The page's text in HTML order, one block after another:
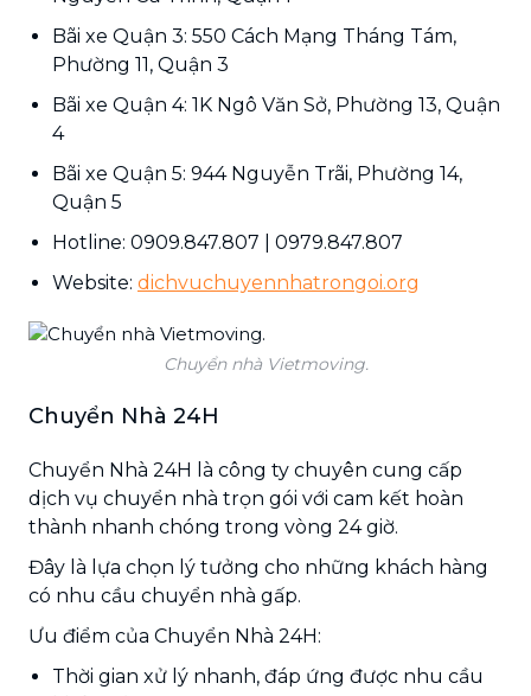
Bãi xe Quận 3: 550 Cách Mạng Tháng Tám,
Phường 11, Quận 3
Bãi xe Quận 4: 1K Ngô Văn Sở, Phường 13, Quận
4
Bãi xe Quận 5: 944 Nguyễn Trãi, Phường 14,
Quận 5
Hotline: 0909.847.807 | 0979.847.807
Website: dichvuchuyennhatrongoi.org
Chuyển nhà Vietmoving.
Chuyển Nhà 24H
Chuyển Nhà 24H là công ty chuyên cung cấp
dịch vụ chuyển nhà trọn gói với cam kết hoàn
thành nhanh chóng trong vòng 24 giờ.
Đây là lựa chọn lý tưởng cho những khách hàng
có nhu cầu chuyển nhà gấp.
Ưu điểm của Chuyển Nhà 24H:
Thời gian xử lý nhanh, đáp ứng được nhu cầu